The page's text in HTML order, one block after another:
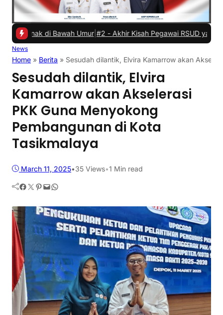
di Bawah Umur|#2 -Akhir Kisah Pegawai RSUD yang Viral Hina
News
Home » Berita » Sesudah dilantik, Elvira Kamarrow akan
Sesudah dilantik, Elvira
Kamarrow akan Akselerasi
PKK Guna Menyokong
Pembangunan di Kota
Tasikmalaya
March 11, 2025•35 Views•1 Min read
Facebook Twitter Pinterest Mail WhatsApp